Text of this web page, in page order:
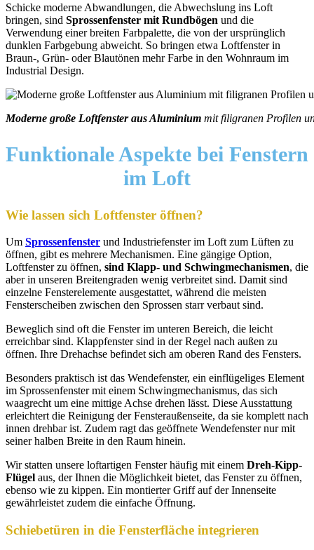
Schicke moderne Abwandlungen, die Abwechslung ins Loft
bringen, sind Sprossenfenster mit Rundbögen und die
Verwendung einer breiten Farbpalette, die von der ursprünglich
dunklen Farbgebung abweicht. So bringen etwa Loftfenster in
Braun-, Grün- oder Blautönen mehr Farbe in den Wohnraum im
Industrial Design.
Moderne große Loftfenster aus Aluminium mit filigranen Profilen
Funktionale Aspekte bei Fenstern
im Loft
Wie lassen sich Loftfenster öffnen?
Um Sprossenfenster und Industriefenster im Loft zum Lüften zu
öffnen, gibt es mehrere Mechanismen. Eine gängige Option,
Loftfenster zu öffnen, sind Klapp- und Schwingmechanismen, die
aber in unseren Breitengraden wenig verbreitet sind. Damit sind
einzelne Fensterelemente ausgestattet, während die meisten
Fensterscheiben zwischen den Sprossen starr verbaut sind.
Beweglich sind oft die Fenster im unteren Bereich, die leicht
erreichbar sind. Klappfenster sind in der Regel nach außen zu
öffnen. Ihre Drehachse befindet sich am oberen Rand des Fensters.
Besonders praktisch ist das Wendefenster, ein einflügeliges Element
im Sprossenfenster mit einem Schwingmechanismus, das sich
waagrecht um eine mittige Achse drehen lässt. Diese Ausstattung
erleichtert die Reinigung der Fensteraußenseite, da sie komplett nach
innen drehbar ist. Zudem ragt das geöffnete Wendefenster nur mit
seiner halben Breite in den Raum hinein.
Wir statten unsere loftartigen Fenster häufig mit einem Dreh-Kipp-
Flügel aus, der Ihnen die Möglichkeit bietet, das Fenster zu öffnen,
ebenso wie zu kippen. Ein montierter Griff auf der Innenseite
gewährleistet zudem die einfache Öffnung.
Schiebetüren in die Fensterfläche integrieren